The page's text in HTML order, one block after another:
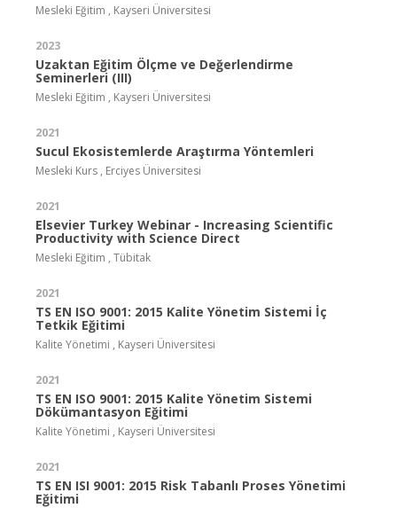
Mesleki Eğitim , Kayseri Üniversitesi
2023
Uzaktan Eğitim Ölçme ve Değerlendirme
Seminerleri (III)
Mesleki Eğitim , Kayseri Üniversitesi
2021
Sucul Ekosistemlerde Araştırma Yöntemleri
Mesleki Kurs , Erciyes Üniversitesi
2021
Elsevier Turkey Webinar - Increasing Scientific
Productivity with Science Direct
Mesleki Eğitim , Tübitak
2021
TS EN ISO 9001: 2015 Kalite Yönetim Sistemi İç
Tetkik Eğitimi
Kalite Yönetimi , Kayseri Üniversitesi
2021
TS EN ISO 9001: 2015 Kalite Yönetim Sistemi
Dökümantasyon Eğitimi
Kalite Yönetimi , Kayseri Üniversitesi
2021
TS EN ISI 9001: 2015 Risk Tabanlı Proses Yönetimi
Eğitimi